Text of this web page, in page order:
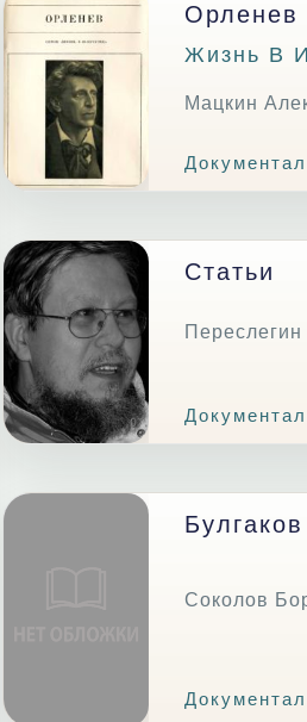
Орленев
Жизнь В
Мацкин
Статьи
Булгаков
Соколов